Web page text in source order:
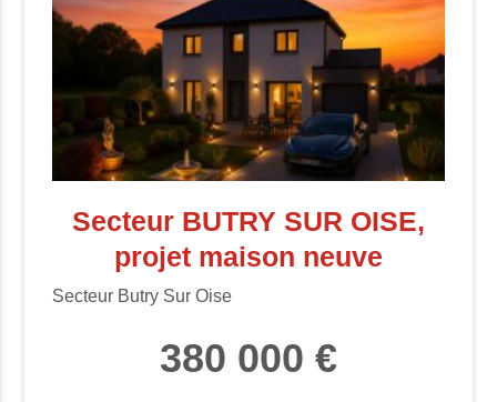
Secteur BUTRY SUR OISE,
projet maison neuve
Secteur Butry Sur Oise
380 000 €